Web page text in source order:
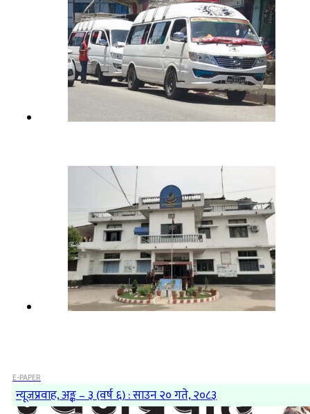
E-PAPER
न्यूजप्रवाह, अङ्क – ३ (वर्ष ६) : साउन २० गते, २०८३